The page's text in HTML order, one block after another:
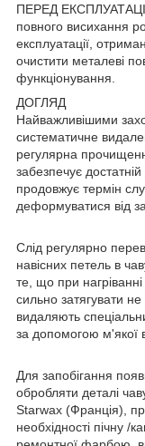
ПЕРЕД
повного висихання
експлуатації,
очистити металеві
функціонування.
ДОГЛЯД
Найважливішими
систематичне
регулярна
забезпечує
продовжує термін
деформуватися від
Слід регулярно
навісних петель в
те, що при
сильно затягувати не
видаляють
за допомогою м'якої
Для запобігання
обробляти деталі
Starwax (Франція),
необхідності пічну /